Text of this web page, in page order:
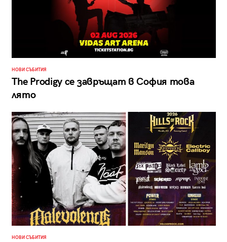
НОВИ СЪБИТИЯ
The Prodigy се завръщат в София това
лято
НОВИ СЪБИТИЯ